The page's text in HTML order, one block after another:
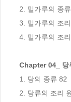
2. 밀가루의 종
3. 밀가루의 조
4. 밀가루의 조
Chapter 04_ 당
1. 당의 종류 82
2. 당류의 조리